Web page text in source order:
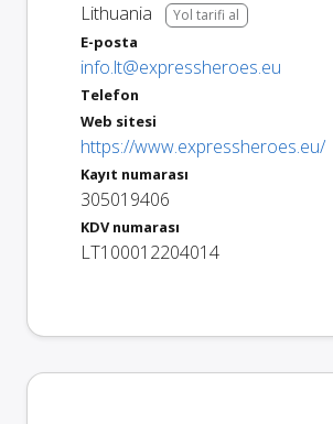
Lithuania
Yol tarifi al
E-posta
info.lt@expressheroes.eu
Telefon
Web sitesi
https://www.expressheroes.eu/
Kayıt numarası
305019406
KDV numarası
LT100012204014